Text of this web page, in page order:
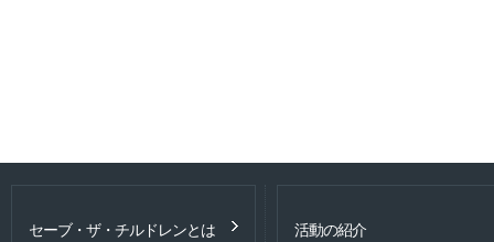
セーブ・ザ・チルドレンとは 活動の紹介